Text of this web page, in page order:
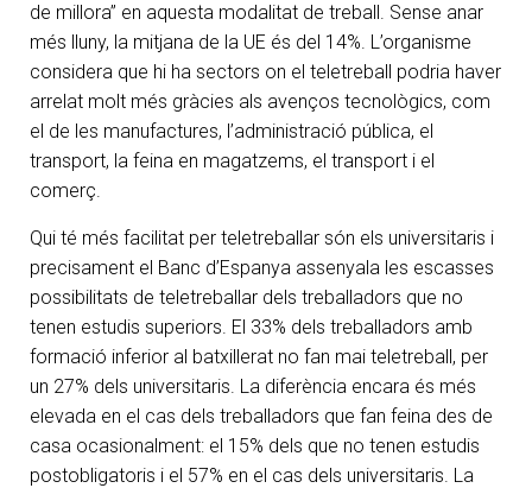
de millora” en aquesta modalitat de treball. Sense anar
més lluny, la mitjana de la UE és del 14%. L’organisme
considera que hi ha sectors on el teletreball podria haver
arrelat molt més gràcies als avenços tecnològics, com
el de les manufactures, l’administració pública, el
transport, la feina en magatzems, el transport i el
comerç.
Qui té més facilitat per teletreballar són els universitaris i
precisament el Banc d’Espanya assenyala les escasses
possibilitats de teletreballar dels treballadors que no
tenen estudis superiors. El 33% dels treballadors amb
formació inferior al batxillerat no fan mai teletreball, per
un 27% dels universitaris. La diferència encara és més
elevada en el cas dels treballadors que fan feina des de
casa ocasionalment: el 15% dels que no tenen estudis
postobligatoris i el 57% en el cas dels universitaris. La